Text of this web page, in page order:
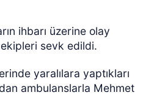
ihbarı üzerine olay
sevk edildi.
yaralılara yaptıkları
ambulanslarla Mehmet